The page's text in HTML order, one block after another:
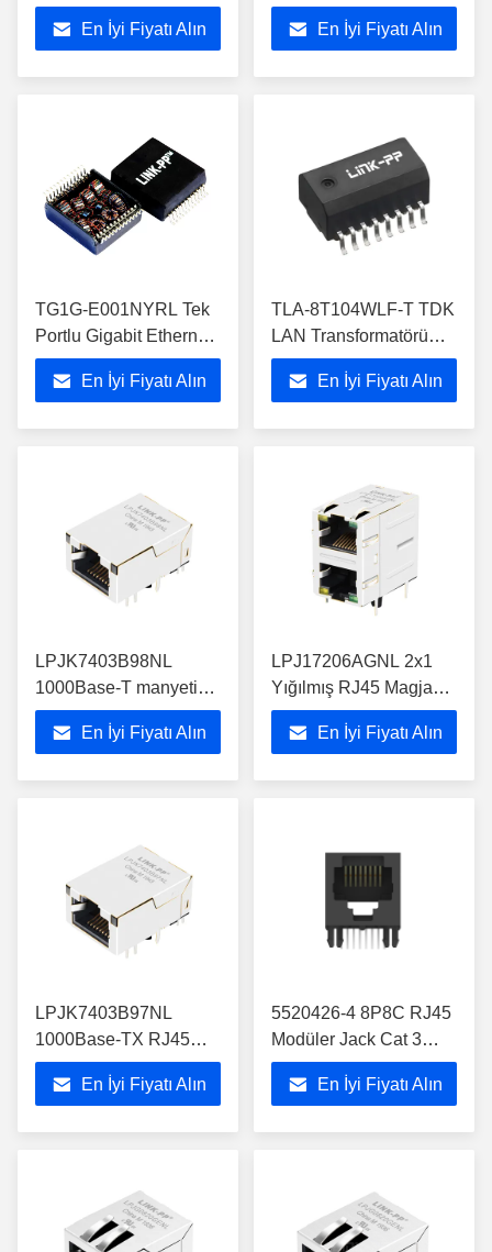
Tek Portlu SMD LAN
ManyetikEn İyi Fiyatı Alın
İzolasyon Modülü
350μH 1CT:1CT
En İyi Fiyatı Alın
TG1G-E001NYRL Tek
Portlu Gigabit Ethernet
Transformer SMD
MontajıEn İyi Fiyatı Alın
TLA-8T104WLF-T TDK
LAN Transformatörü
10/100BASE-TX
Otomotiv SMD
En İyi Fiyatı Alın
LPJK7403B98NL
1000Base-T manyetik
ile düşük profilli RJ45
konektörüEn İyi Fiyatı Alın
LPJ17206AGNL 2x1
Yığılmış RJ45 Magjack
10/100Base-T, EMI
SekmeliEn İyi Fiyatı Alın
LPJK7403B97NL
1000Base-TX RJ45
MagJack Endüstriyel
Sınıflı
En İyi Fiyatı Alın
5520426-4 8P8C RJ45
Modüler Jack Cat 3
Düz açılı delik
En İyi Fiyatı Alın